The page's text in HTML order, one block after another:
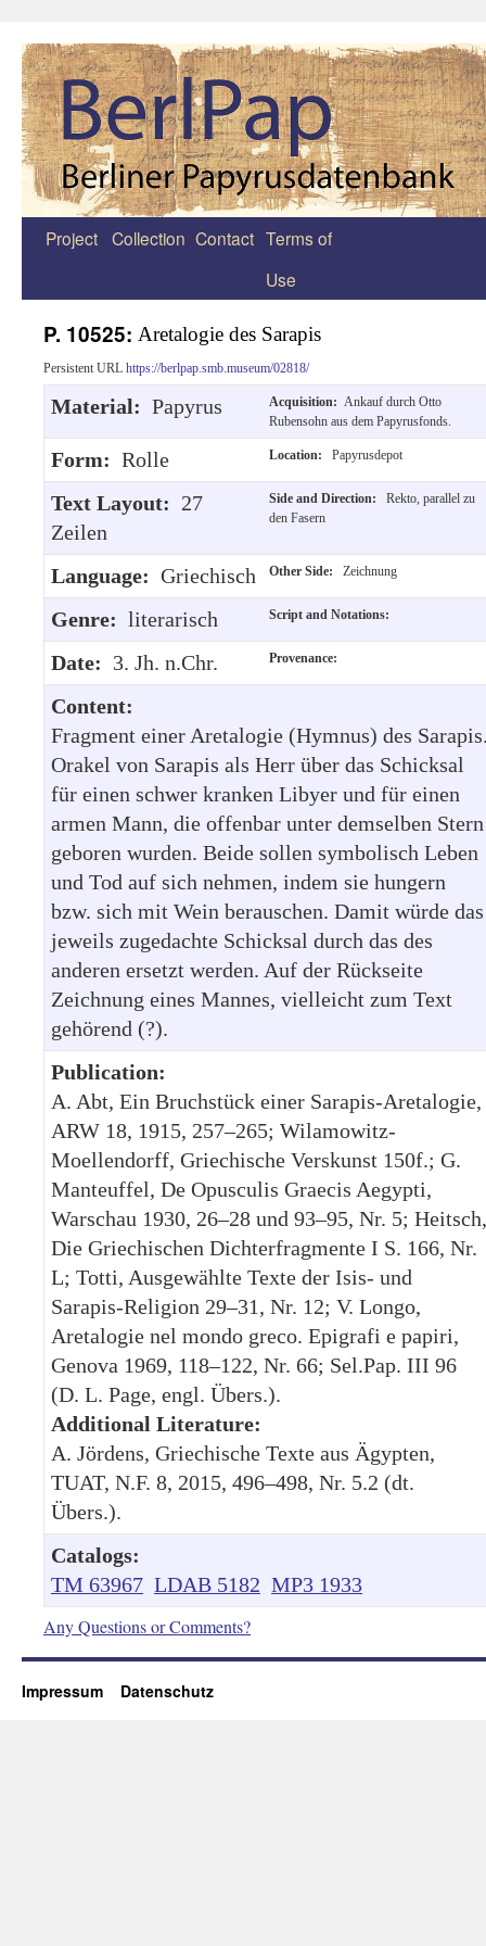
Zum
Project Collection Contact Terms of
Use
P. 10525: Aretalogie des Sarapis
Persistent URL https://berlpap.smb.museum/02818/
Material: Papyrus Acquisition: Ankauf durch Otto
Rubensohn aus dem Papyrusfonds.
Form: Rolle Location: Papyrusdepot
Text Layout: 27
Zeilen
Side and Direction:
Rekto, parallel zu
den Fasern
Language: Griechisch Other Side: Zeichnung
Genre: literarisch Script and Notations:
Date: 3. Jh. n.Chr. Provenance:
Content:
Fragment einer Aretalogie (Hymnus) des
Orakel von Sarapis als Herr über das Schicksal
für einen schwer kranken Libyer und für einen
armen Mann, die offenbar unter demselben Stern
geboren wurden. Beide sollen symbolisch Leben
und Tod auf sich nehmen, indem sie hungern
bzw. sich mit Wein berauschen. Damit würde das
jeweils zugedachte Schicksal durch das des
anderen ersetzt werden. Auf der Rückseite
Zeichnung eines Mannes, vielleicht zum Text
gehörend (?).
Publication:
A. Abt, Ein Bruchstück einer Sarapis-Aretalogie,
ARW 18, 1915, 257–265; Wilamowitz-
Moellendorff, Griechische Verskunst 150f.; G.
Manteuffel, De Opusculis Graecis Aegypti,
Warschau 1930, 26–28 und 93–95, Nr. 5; Heitsch,
Die Griechischen Dichterfragmente I S. 166, Nr.
L; Totti, Ausgewählte Texte der Isis- und
Sarapis-Religion 29–31, Nr. 12; V. Longo,
Aretalogie nel mondo greco. Epigrafi e papiri,
Genova 1969, 118–122, Nr. 66; Sel.Pap. III 96
(D. L. Page, engl. Übers.).
Additional Literature:
A. Jördens, Griechische Texte aus Ägypten,
TUAT, N.F. 8, 2015, 496–498, Nr. 5.2 (dt.
Übers.).
Catalogs:
TM 63967 LDAB 5182 MP3 1933
Any Questions or Comments?
Impressum Datenschutz